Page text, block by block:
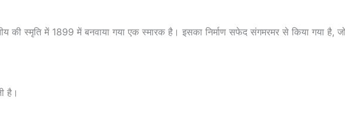
की स्मृति में 1899 में बनवाया गया एक स्मारक है। इसका निर्माण सफेद संगमरमर से किया गया है,
है।